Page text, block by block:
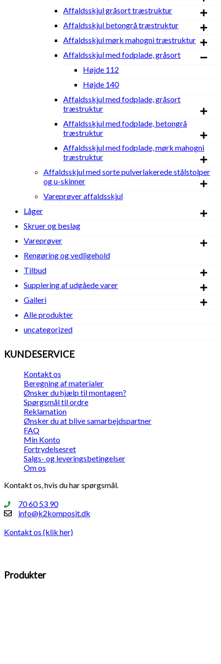
(udvendigt
mål)
Affaldsskjul gråsort træstruktur
Affaldsskjul betongrå træstruktur
Affaldsskjul mørk mahogni træstruktur
Affaldsskjul med fodplade, gråsort
Højde 112
Højde 140
Affaldsskjul med fodplade, gråsort
træstruktur
Affaldsskjul med fodplade, betongrå
træstruktur
Affaldsskjul med fodplade, mørk mahogni
træstruktur
Affaldsskjul med sorte pulverlakerede stålstolper
og u-skinner
Vareprøver affaldsskjul
Låger
Skruer og beslag
Vareprøver
Rengøring og vedligehold
Tilbud
Supplering af udgåede varer
Galleri
Alle produkter
uncategorized
KUNDESERVICE
Kontakt os
Beregning af materialer
Ønsker du hjælp til montagen?
Spørgsmål til ordre
Reklamation
Ønsker du at blive samarbejdspartner
FAQ
Min Konto
Fortrydelsesret
Salgs- og leveringsbetingelser
Om os
Kontakt os, hvis du har spørgsmål.
70 60 53 90
info@k2komposit.dk
Kontakt os (klik her)
Produkter